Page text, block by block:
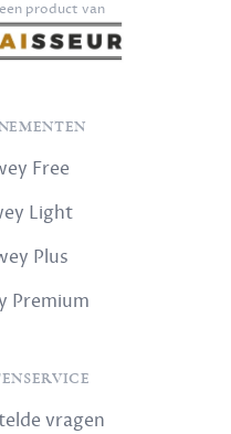
product van
Free
Light
Plus
Premium
vragen